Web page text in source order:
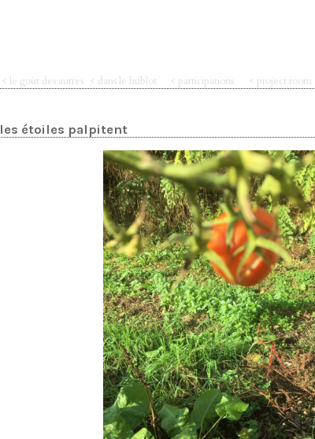
< le goût des autres < dans le hublot < participations < project room
les étoiles palpitent